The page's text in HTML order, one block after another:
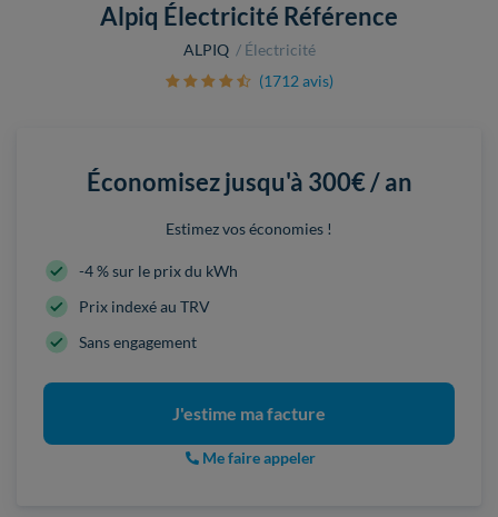
Alpiq Électricité Référence
ALPIQ
Électricité
(1712 avis)
Économisez jusqu'à 300€ / an
Estimez vos économies !
-4 % sur le prix du kWh
Prix indexé au TRV
Sans engagement
J'estime ma facture
Me faire appeler